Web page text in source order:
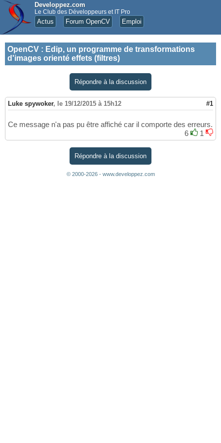
Developpez.com
Le Club des Développeurs et IT Pro
Actus Forum OpenCV Emploi
OpenCV : Edip, un programme de transformations
d'images orienté effets (filtres)
Répondre à la discussion
Luke spywoker, le 19/12/2015 à 15h12 #1
Ce message n'a pas pu être affiché car il comporte des erreurs.
6
1
Répondre à la discussion
© 2000-2026 - www.developpez.com